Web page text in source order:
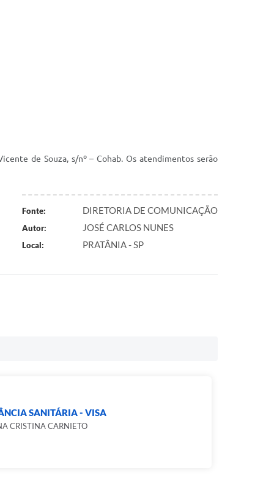
de Souza, s/nº – Cohab. Os atendimentos serão
Fonte: DIRETORIA DE COMUNICAÇÃO
Autor: JOSÉ CARLOS NUNES
Local: PRATÂNIA - SP
SANITÁRIA - VISA
CRISTINA CARNIETO